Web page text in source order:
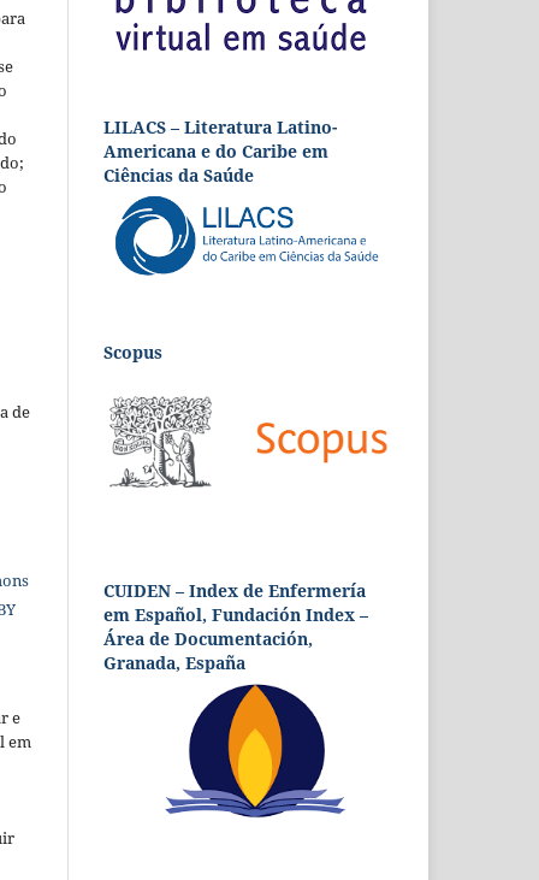
de
e
em
LILACS – Literatura Latino-
Americana e do Caribe em
Ciências da Saúde
Scopus
CUIDEN – Index de Enfermería
em Español, Fundación Index –
Área de Documentación,
Granada, España